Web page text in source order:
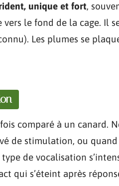
unique et fort,
vers le fond de la cage. Il
Les plumes se
comparé à un canard.
de stimulation, ou
de vocalisation
qui s’éteint après